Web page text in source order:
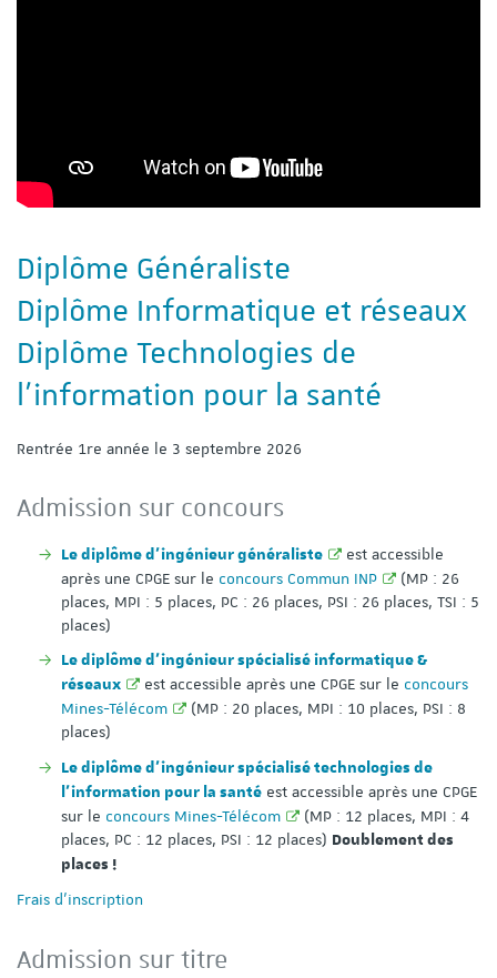
Diplôme Généraliste
Diplôme Informatique et réseaux
Diplôme Technologies de
l'information pour la santé
Rentrée 1re année le 3 septembre 2026
Admission sur concours
Le diplôme d'ingénieur généraliste
est accessible
après une CPGE sur le concours Commun INP
(MP : 26
places, MPI : 5 places, PC : 26 places, PSI : 26 places, TSI : 5
places)
Le diplôme d'ingénieur spécialisé informatique &
réseaux
est accessible après une CPGE sur le concours
Mines-Télécom
(MP : 20 places, MPI : 10 places, PSI : 8
places)
Le diplôme d'ingénieur spécialisé technologies de
l'information pour la santé est accessible après une CPGE
sur le concours Mines-Télécom
(MP : 12 places, MPI : 4
places, PC : 12 places, PSI : 12 places) Doublement des
places !
Frais d'inscription
Admission sur titre